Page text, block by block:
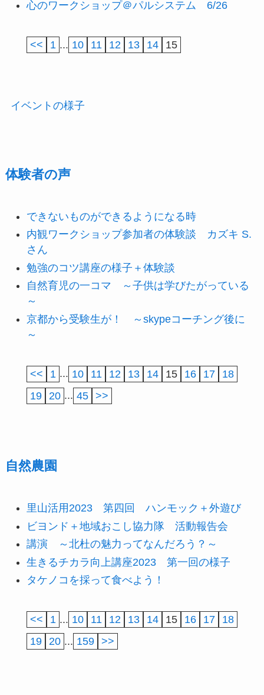
心のワークショップ＠パルシステム 6/26
<< 1 ... 10 11 12 13 14 15
イベントの様子
体験者の声
できないものができるようになる時
内観ワークショップ参加者の体験談 カズキ S.
さん
勉強のコツ講座の様子＋体験談
自然育児の一コマ ～子供は学びたがっている
～
京都から受験生が！ ～skypeコーチング後に
～
<< 1 ... 10 11 12 13 14 15 16 17
18
19
20 ... 45 >>
自然農園
里山活用2023 第四回 ハンモック＋外遊び
ビヨンド＋地域おこし協力隊 活動報告会
講演 ～北杜の魅力ってなんだろう？～
生きるチカラ向上講座2023 第一回の様子
タケノコを採って食べよう！
<< 1 ... 10 11 12 13 14 15 16 17
18
19
20 ... 159 >>